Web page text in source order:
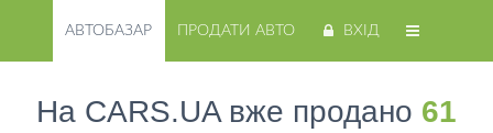
АВТОБАЗАР ПРОДАТИ АВТО ВХІД
На CARS.UA вже продано 61